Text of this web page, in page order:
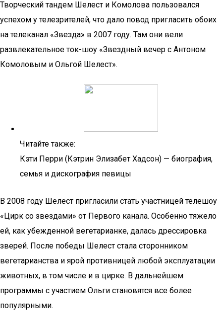
Творческий тандем Шелест и Комолова пользовался
успехом у телезрителей, что дало повод пригласить обоих
на телеканал «Звезда» в 2007 году. Там они вели
развлекательное ток-шоу «Звездный вечер с Антоном
Комоловым и Ольгой Шелест».
Читайте также:
Кэти Перри (Кэтрин Элизабет Хадсон) — биография,
семья и дискография певицы
В 2008 году Шелест пригласили стать участницей телешоу
«Цирк со звездами» от Первого канала. Особенно тяжело
ей, как убежденной вегетарианке, далась дрессировка
зверей. После победы Шелест стала сторонником
вегетарианства и ярой противницей любой эксплуатации
животных, в том числе и в цирке. В дальнейшем
программы с участием Ольги становятся все более
популярными.